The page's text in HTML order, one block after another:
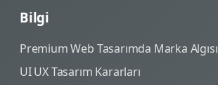
Bilgi
Premium Web Tasarımda Marka Algısı
UI UX Tasarım Kararları